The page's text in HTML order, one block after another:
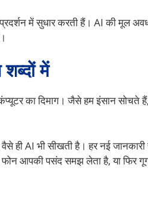
में सुधार करती हैं। AI की मूल
में
का दिमाग। जैसे हम इंसान
ही AI भी सीखती है। हर नई
आपकी पसंद समझ लेता है, या फिर